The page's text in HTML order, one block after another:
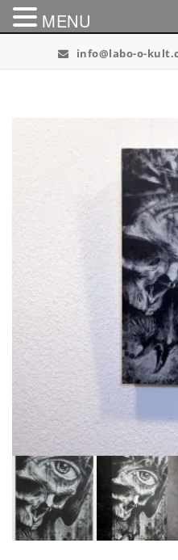
content
info@labo-o-
MENU